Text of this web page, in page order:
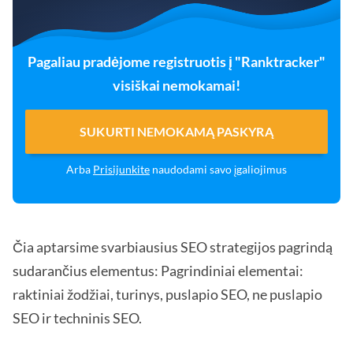
Pagaliau pradėjome registruotis į "Ranktracker"
visiškai nemokamai!
SUKURTI NEMOKAMĄ PASKYRĄ
Arba Prisijunkite naudodami savo įgaliojimus
Čia aptarsime svarbiausius SEO strategijos pagrindą
sudarančius elementus: Pagrindiniai elementai:
raktiniai žodžiai, turinys, puslapio SEO, ne puslapio
SEO ir techninis SEO.